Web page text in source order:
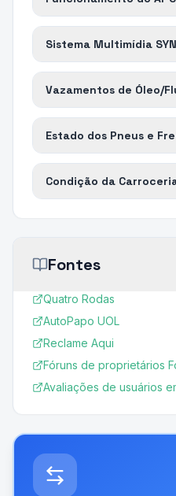
Sistema Multimídia
Vazamentos de Óleo/
Estado dos Pneus e
Condição da
Fontes
Quatro Rodas
AutoPapo UOL
Reclame Aqui
Fóruns de proprietários
Avaliações de usuários